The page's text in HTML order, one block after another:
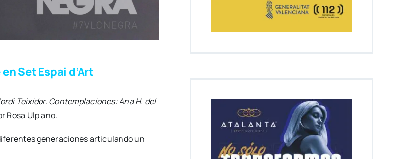
Set Espai d’Art
Tei­xi­dor. Con­tem­pla­cio­nes: Ana H. del
Rosa Ulpiano.
gene­ra­cio­nes arti­cu­lan­do un